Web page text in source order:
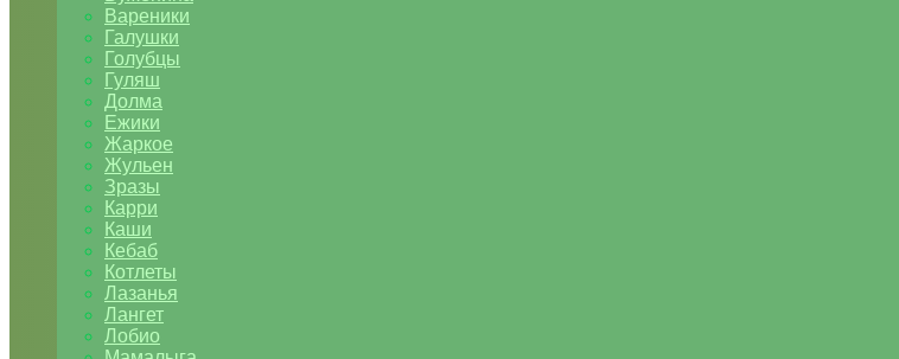
Вареники
Галушки
Голубцы
Гуляш
Долма
Ежики
Жаркое
Жульен
Зразы
Карри
Каши
Кебаб
Котлеты
Лазанья
Лангет
Лобио